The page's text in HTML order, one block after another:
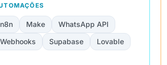
n8n Make
WhatsApp API
Webhooks
Supabase Lovable